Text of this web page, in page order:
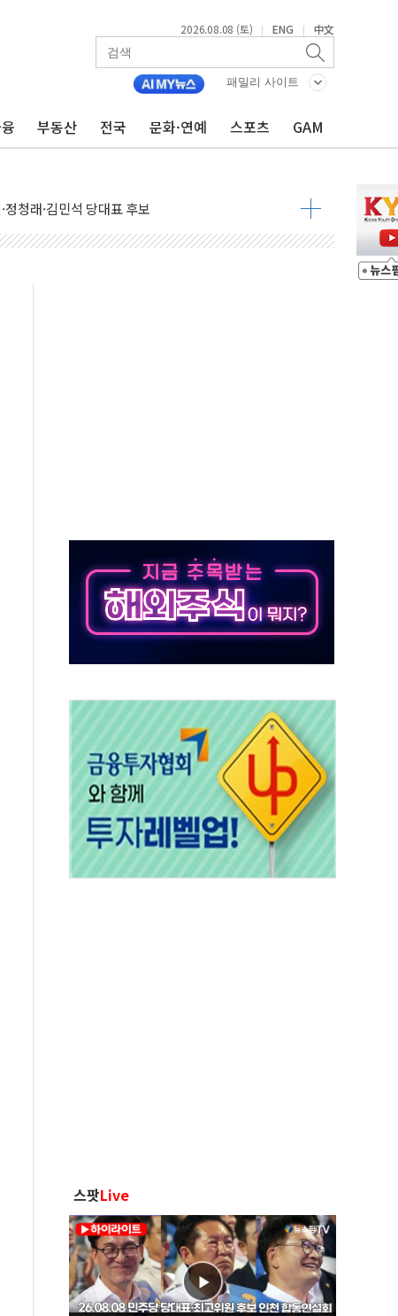
2026.08.08 (토) | ENG | 中文
패밀리 사이트
부동산 전국 문화·연예 스포츠 GAM
태 주의보'...경북도, 호우 피해·통제구간 없어
차 재역전 성공...金 45.42% vs 鄭 44.56%
정청래에 승리...47.75% vs 42.08%
표...김민석 45.09% 정청래 43.27% 송영길 11.63%
...김민석 52.64% 정청래 39.89% 송영길 7.47%
경미화원 수거차에 치여 사망
…60대 남성 2명 숨져
살해 10대 아들 체포
친 정청래…제주 연설서 신경전 고조
시…與 "적극 환영"·野 "졸속 국정"
스팟Live